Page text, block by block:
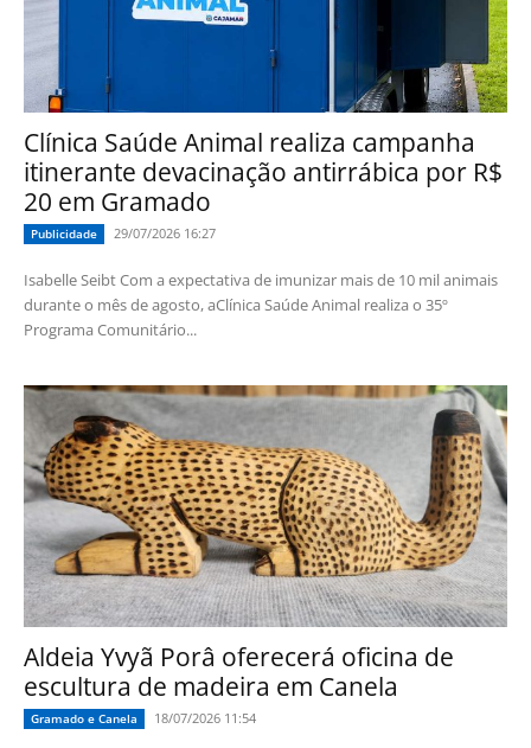
Clínica Saúde Animal realiza campanha
itinerante devacinação antirrábica por R$
20 em Gramado
Publicidade 29/07/2026 16:27
Isabelle Seibt Com a expectativa de imunizar mais de 10 mil animais
durante o mês de agosto, aClínica Saúde Animal realiza o 35º
Programa Comunitário...
Aldeia Yvyã Porâ oferecerá oficina de
escultura de madeira em Canela
Gramado e Canela 18/07/2026 11:54